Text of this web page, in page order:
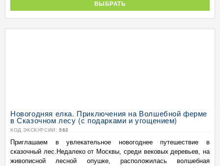
ВЫБРАТЬ
Новогодняя елка. Приключения на Волшебной ферме
в Сказочном лесу (с подарками и угощением)
КОД ЭКСКУРСИИ: 562
Приглашаем в увлекательное новогоднее путешествие в
сказочный лес.Недалеко от Москвы, среди вековых деревьев, на
живописной лесной опушке, расположилась волшебная